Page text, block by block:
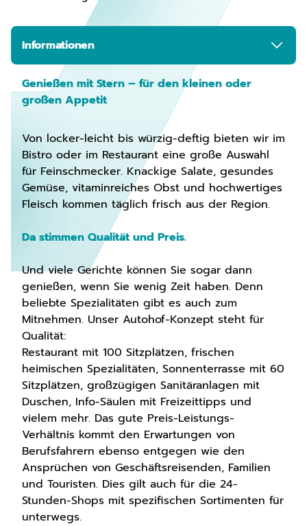
Informationen
Genießen mit Stern – für den kleinen oder
großen Appetit
Von locker-leicht bis würzig-deftig bieten wir im
Bistro oder im Restaurant eine große Auswahl
für Feinschmecker. Knackige Salate, gesundes
Gemüse, vitaminreiches Obst und hochwertiges
Fleisch kommen täglich frisch aus der Region.
Da stimmen Qualität und Preis.
Und viele Gerichte können Sie sogar dann
genießen, wenn Sie wenig Zeit haben. Denn
beliebte Spezialitäten gibt es auch zum
Mitnehmen. Unser Autohof-Konzept steht für
Qualität:
Restaurant mit 100 Sitzplätzen, frischen
heimischen Spezialitäten, Sonnenterrasse mit 60
Sitzplätzen, großzügigen Sanitäranlagen mit
Duschen, Info-Säulen mit Freizeittipps und
vielem mehr. Das gute Preis-Leistungs-
Verhältnis kommt den Erwartungen von
Berufsfahrern ebenso entgegen wie den
Ansprüchen von Geschäftsreisenden, Familien
und Touristen. Dies gilt auch für die 24-
Stunden-Shops mit spezifischen Sortimenten für
unterwegs.